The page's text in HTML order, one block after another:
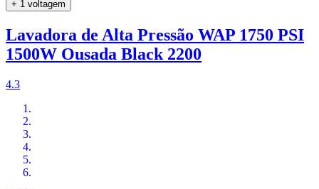
+ 1 voltagem
Lavadora de Alta Pressão WAP 1750 PSI
1500W Ousada Black 2200
4.3